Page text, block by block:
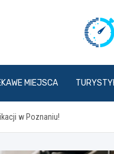
MIEJSCA
w Poznaniu!